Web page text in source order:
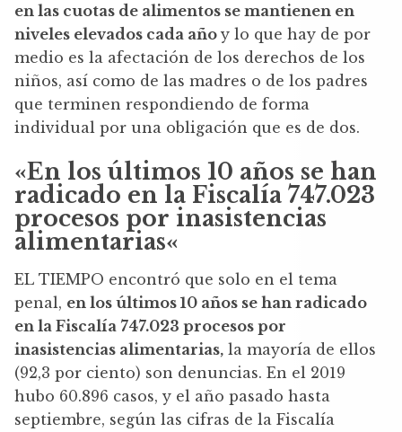
en las cuotas de alimentos se mantienen en
niveles elevados cada año y lo que hay de por
medio es la afectación de los derechos de los
niños, así como de las madres o de los padres
que terminen respondiendo de forma
individual por una obligación que es de dos.
«En los últimos 10 años se han
radicado en la Fiscalía 747.023
procesos por inasistencias
alimentarias«
EL TIEMPO encontró que solo en el tema
penal, en los últimos 10 años se han radicado
en la Fiscalía 747.023 procesos por
inasistencias alimentarias, la mayoría de ellos
(92,3 por ciento) son denuncias. En el 2019
hubo 60.896 casos, y el año pasado hasta
septiembre, según las cifras de la Fiscalía